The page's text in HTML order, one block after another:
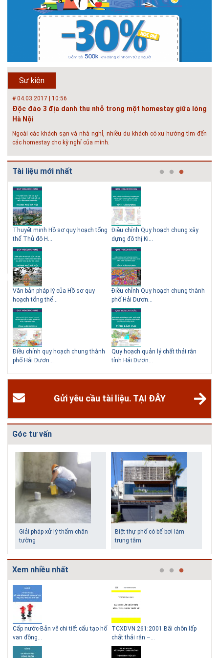
Sự kiện
minh. Vi...
# 23.06.2018 | 15:37
Hội thảo về sàn bê tông chất lượng cao tại Hà Nội và TP Hồ
Chí Minh
Hội thảo “Sàn bê tông chất lượng cao – công nghệ mới nhất tại Châu Âu
& Mỹ và các vấn đề áp dụng tại Việt Nam” được tổ chức bởi HOUSELINK
sẽ diễn ra vào 14h00 ngày 26/06/2018 tại Khách sạn Pan Pacific, Hà Nội
và ngày 28/...
# 04.03.2017 | 10:56
Độc đáo 3 địa danh thu nhỏ trong một homestay giữa lòng
Hà Nội
Ngoài các khách sạn và nhà nghỉ, nhiều du khách có xu hướng tìm đến
các homestay cho kỳ nghỉ của mình.
# 05.04.2025 | 17:16
Tuyển sinh 2025, Khoa kỹ thuật hạ tầng và môi trường đô thị
- Đại học Kiến trúc...
Thông tin tuyển sinh đại học 2025 Khoa kỹ thuật hạ tầng và môi trường
đô thị - Đại học Kiến trúc Hà Nội Tuyển sinh đại học với 280 chỉ tiêu, thời
gian đào tạo 4,5 năm
Tài liệu mới nhất
Thuyết minh Hồ sơ quy hoạch tổng
thể Thủ đô H...
Văn bản pháp lý của Hồ sơ quy
hoạch tổng thể...
Điều chỉnh quy hoạch chung thành
phố Hải Dươn...
Điều chỉnh Quy hoạch chung xây
dựng đô thị Ki...
Điều chỉnh Quy hoạch chung thành
phố Hải Dươn...
Quy hoạch quản lý chất thải rắn
tỉnh Hải Dươn...
Gửi yêu cầu tài liệu. TẠI ĐÂY
Góc tư vấn
Giải pháp xử lý thấm chân
tường
Biệt thự phố có bể bơi làm
trung tâm
Những ngôi nhà một tầng ít
tiền vẫn đẹp
Lý do nên sử dụng gạch block
Xem nhiều nhất
Cấp nước-Bản vẽ chi tiết cấu tạo hố
van đồng...
TCXDVN 261:2001 Bãi chôn lấp
chất thải rắn –...